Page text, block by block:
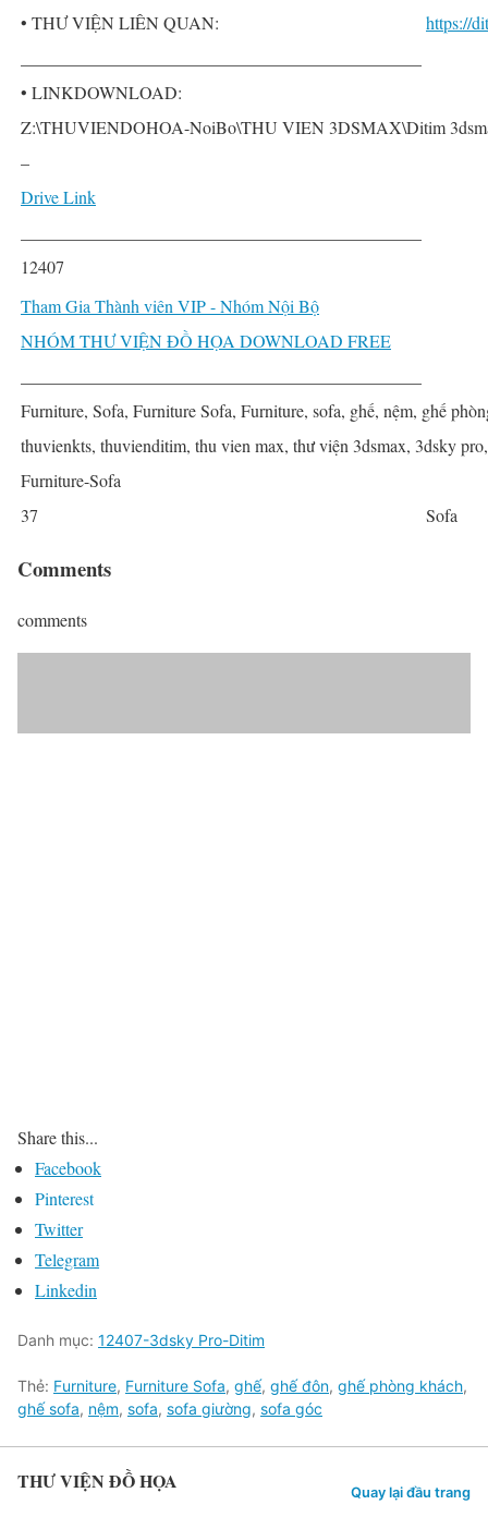
• THƯ VIỆN LIÊN QUAN:
https://
• LINKDOWNLOAD:
Z:\THUVIENDOHOA-NoiBo\THU VIEN 3DSMAX\Ditim
–
Drive Link
12407
Tham Gia Thành viên VIP - Nhóm Nội Bộ
NHÓM THƯ VIỆN ĐỒ HỌA DOWNLOAD FREE
Furniture, Sofa, Furniture Sofa, Furniture, sofa, ghế, nệm, ghế
thuvienkts, thuvienditim, thu vien max, thư viện 3dsmax, 3dsky
Furniture-Sofa
37
Sofa
Comments
comments
Share this...
Facebook
Pinterest
Twitter
Telegram
Linkedin
Danh mục: 12407-3dsky Pro-Ditim
Thẻ: Furniture, Furniture Sofa, ghế, ghế đôn, ghế phòng khách,
ghế sofa, nệm, sofa, sofa giường, sofa góc
THƯ VIỆN ĐỒ HỌA Quay lại đầu trang